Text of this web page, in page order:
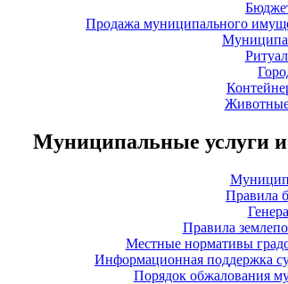
Продажа муниципального
Животные
Муниципальные услуги
Правила
Правила
Местные нормативы
Информационная поддержка
Порядок обжалования